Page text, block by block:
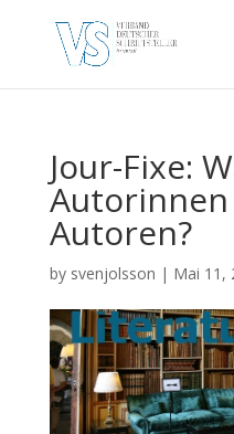
Jour-Fixe:
Autoren?
by svenjolsson | Mai 11,